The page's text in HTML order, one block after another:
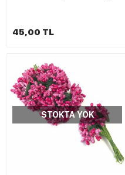
45,00 TL
STOKTA YOK